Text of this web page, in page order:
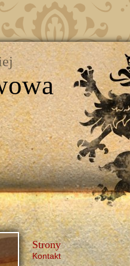
Strony
Kontakt